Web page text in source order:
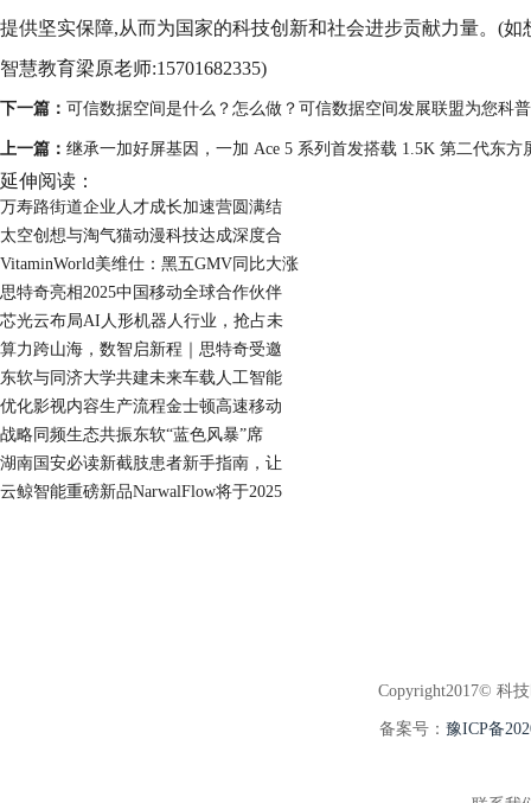
提供坚实保障,从而为国家的科技创新和社会进步贡献力量。(
智慧教育梁原老师:15701682335)
下一篇： 可信数据空间是什么？怎么做？可信数据空间发展联盟为您科普
上一篇： 继承一加好屏基因，一加 Ace 5 系列首发搭载 1.5K 第二代东方
延伸阅读：
万寿路街道企业人才成长加速营圆满结
太空创想与淘气猫动漫科技达成深度合
VitaminWorld美维仕：黑五GMV同比大涨
思特奇亮相2025中国移动全球合作伙伴
芯光云布局AI人形机器人行业，抢占未
算力跨山海，数智启新程｜思特奇受邀
东软与同济大学共建未来车载人工智能
优化影视内容生产流程金士顿高速移动
战略同频生态共振东软“蓝色风暴”席
湖南国安必读新截肢患者新手指南，让
云鲸智能重磅新品NarwalFlow将于2025
Copyright2017© 科
备案号： 豫ICP备